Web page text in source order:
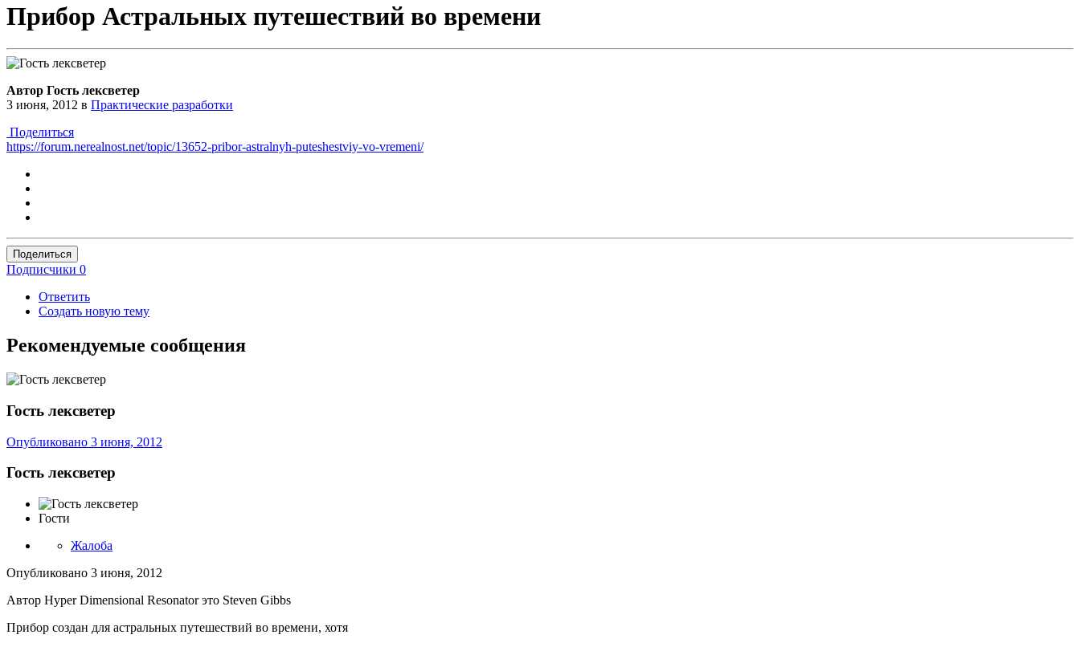
Прибор Астральных путешествий во времени
Автор Гость лексветер
3 июня, 2012 в Практические разработки
Поделиться
https://forum.nerealnost.net/topic/13652-pribor-astralnyh-puteshestviy-vo-vremeni/
Поделиться
Подписчики 0
Ответить
Создать новую тему
Рекомендуемые сообщения
Гость лексветер
Опубликовано 3 июня, 2012
Гость лексветер
Гости
Жалоба
Опубликовано 3 июня, 2012
Автор Hyper Dimensional Resonator это Steven Gibbs
Прибор создан для астральных путешествий во времени, хотя